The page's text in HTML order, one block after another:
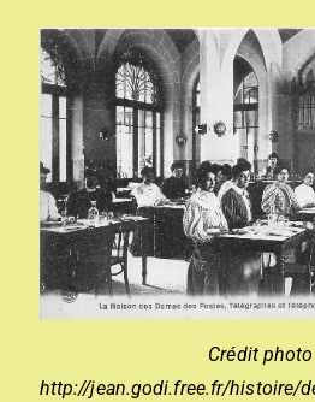
Crédit
http://jean.godi.free.fr/histoire/